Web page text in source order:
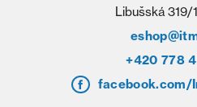
Libušská 319/
+420 778
facebook.com/